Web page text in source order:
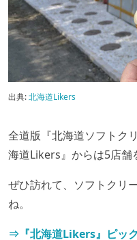
出典:北海道Likers
全道版『北海道ソフトク
海道Likers』からは5店舗
ぜひ訪れて、ソフトクリ
ね。
⇒『北海道Likers』ピッ